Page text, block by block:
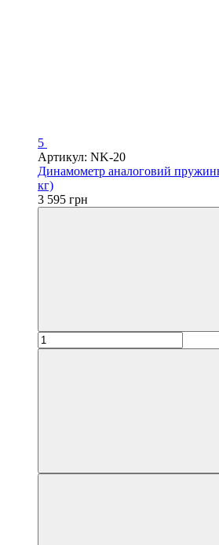
5
Артикул: NK-20
Динамометр аналоговий
кг)
3 595 грн